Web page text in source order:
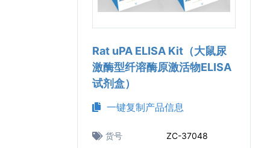
Rat uPA ELISA Kit（大鼠尿
激酶型纤溶酶原激活物ELISA
试剂盒）
一键复制产品信息
货号
ZC-37048